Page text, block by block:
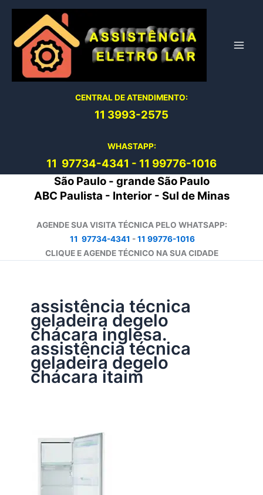
conteúdo
CENTRAL DE ATENDIMENTO:
11 3993-2575
WHASTAPP:
11 97734-4341 - 11 99776-1016
São Paulo - grande São Paulo
ABC Paulista - Interior - Sul de Minas
AGENDE SUA VISITA TÉCNICA PELO WHATSAPP:
11 97734-4341 -11 99776-1016
CLIQUE E AGENDE TÉCNICO NA SUA CIDADE
assistência técnica
geladeira degelo
chácara inglesa.
assistência técnica
geladeira degelo
chácara itaim